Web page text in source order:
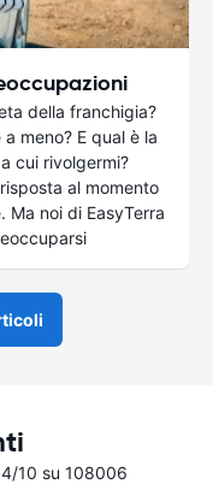
della franchigia?
meno? E qual è la
cui rivolgermi?
al momento
Ma noi di EasyTerra
10 su 108006